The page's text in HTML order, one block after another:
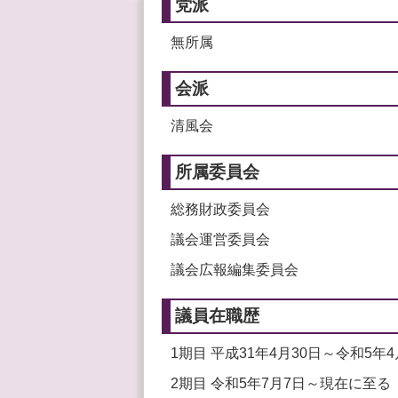
党派
無所属
会派
清風会
所属委員会
総務財政委員会
議会運営委員会
議会広報編集委員会
議員在職歴
1期目 平成31年4月30日～令和5年4
2期目 令和5年7月7日～現在に至る